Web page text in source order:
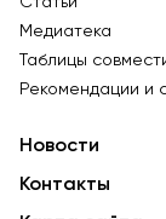
Медиатека
Таблицы
Рекомендации и
Новости
Контакты